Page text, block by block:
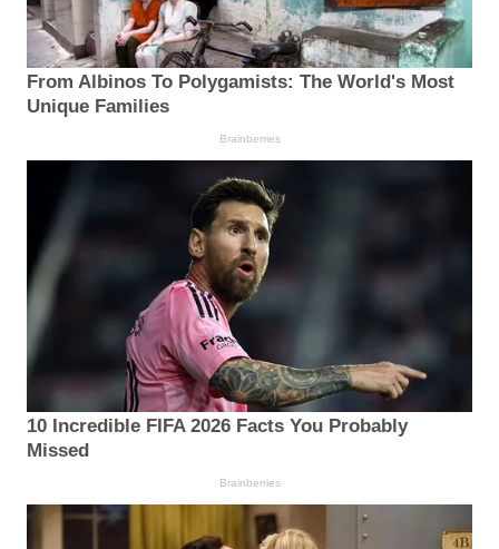
From Albinos To Polygamists: The World's Most
Unique Families
Brainberries
10 Incredible FIFA 2026 Facts You Probably
Missed
Brainberries